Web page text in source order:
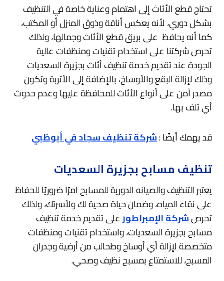
تحتاج قطع الأثاث إلى اهتمام وعناية خاصة في التنظيف
بشكل دوري، لأنه يعكس أناقة وذوق المنزل أو المكتب،
كما أنه يحافظ على بريق قطع الأثاث وجمالها، ولذلك
تحرص شركتنا على استخدام تقنيات ومنظفات عالية
الجودة عند تقديم خدمة تنظيف أثاث بجزيرة السعديات
وذلك لإزالة البقع والأوساخ، بالإضافة إلى الأتربة وتكون
مصدر آمن على أنواع الأثاث للمحافظة عليها وعدم حدوث
أي تلف بها.
قد يهمك أيضًا :شركة تنظيف سجاد في أبوظبي
تنظيف مسابح بجزيرة السعديات
يعتبر التنظيف والصيانه الدورية للمسابح امرًا ضروريًا للحفاظ
على نقاء المياه، وضمان حياة صحية لك ولأسرتك، ولذلك
تحرصشركة الإمبراطورعلى تقديم خدمة تنظيف
مسابح بجزيرة السعديات، واستخدام تقنيات ومنظفات
متخصصة لإزالة أي أوساخ وطحالب من أرضية وجدران
المسبح، للاستمتاع بمسبح نظيف وصحي.